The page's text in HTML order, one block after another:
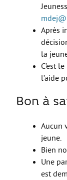
Mineur·es
Année de
LOGEMENT
Organiser
Qui peut
Les aides
S’installer
Annonces
Après
la
C’est
l’aide
Bon à
Aucun
jeune.
Bien
Une
est